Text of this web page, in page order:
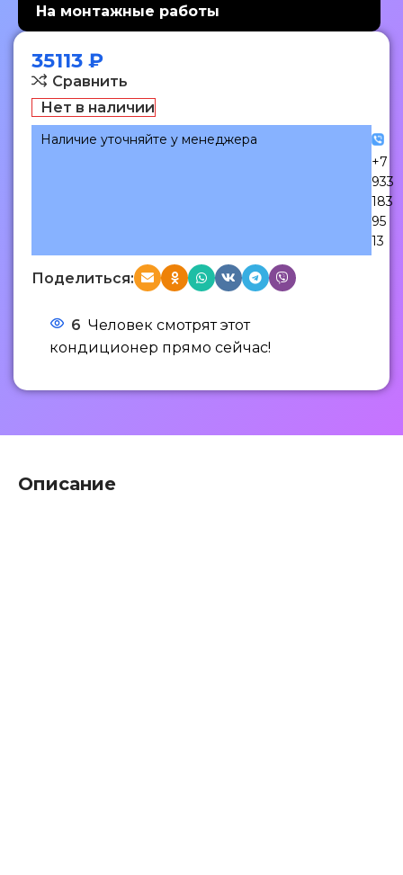
На монтажные работы
35113 ₽
Сравнить
Нет в наличии
Наличие уточняйте у менеджера
+7
933
183
95
13
Поделиться:
6 Человек смотрят этот
кондиционер прямо сейчас!
Описание